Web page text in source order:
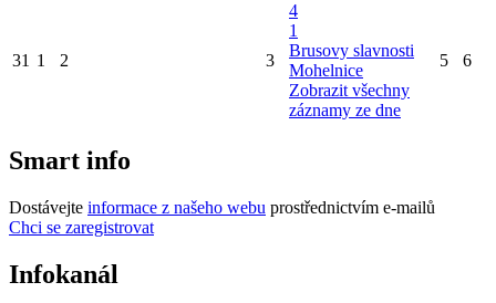
31 1 2 3
4
1
Brusovy slavnosti
Mohelnice
Zobrazit všechny
záznamy ze dne
5 6
Smart info
Dostávejte informace z našeho webu prostřednictvím e-mailů
Chci se zaregistrovat
Infokanál